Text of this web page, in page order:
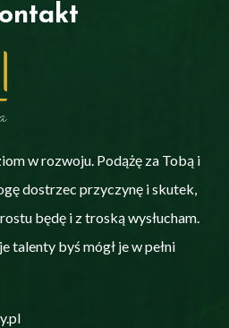
w rozwoju. Podążę za Tobą i
dostrzec przyczynę i skutek,
będę i z troską wysłucham.
talenty byś mógł je w pełni